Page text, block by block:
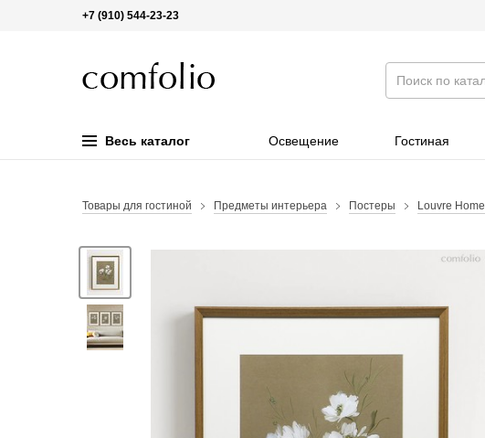
+7 (910) 544-23-23
Весь каталог Освещение Гостиная
Товары для гостиной Предметы интерьера Постеры Louvre Home